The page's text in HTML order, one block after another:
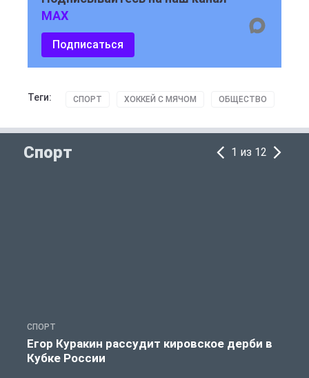
MAX
Подписаться
Теги: СПОРТ ХОККЕЙ С МЯЧОМ ОБЩЕСТВО
Спорт 1 из 12
СПОРТ
Егор Куракин рассудит кировское дерби в
Кубке России